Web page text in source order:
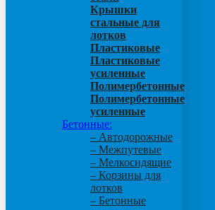
Крышки
стальные для
лотков
Пластиковые
Пластиковые
усиленные
Полимербетонные
Полимербетонные
усиленные
Бетонные:
– Автодорожные
– Межпутевые
– Мелкосидящие
– Корзины для
лотков
– Бетонные